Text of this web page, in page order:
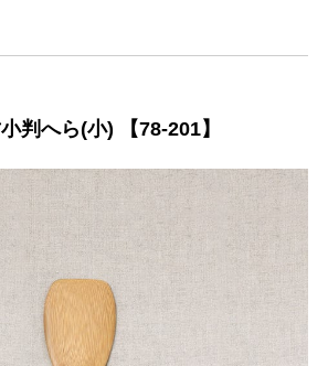
判へら(小) 【78-201】